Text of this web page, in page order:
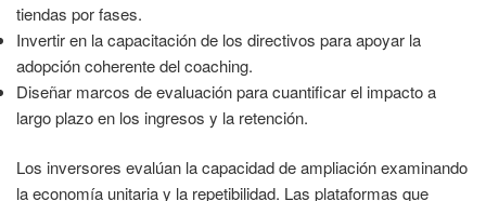
tiendas por fases.
Invertir en la capacitación de los directivos para apoyar la
adopción coherente del coaching.
Diseñar marcos de evaluación para cuantificar el impacto a
largo plazo en los ingresos y la retención.
Los inversores evalúan la capacidad de ampliación examinando
la economía unitaria y la repetibilidad. Las plataformas que